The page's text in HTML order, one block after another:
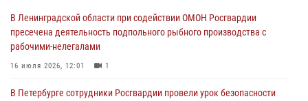
В Центральном районе росгвардейцы оперативно задержали
хулигана, стрелявшего из пускового устройства рядом с жилыми
домами
06 августа 2026, 11:36
Сотрудники и военнослужащие Росгвардии обеспечили
В Ленинградской области при содействии ОМОН Росгвардии
пресечена деятельность подпольного рыбного производства с
рабочими-нелегалами
16 июля 2026, 12:01 1
В Петербурге сотрудники Росгвардии провели урок безопасности